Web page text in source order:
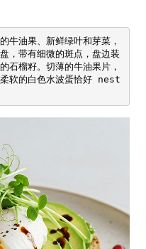
牛油果、新鲜绿叶和芽菜，
，带有细微的斑点，盘边装
石榴籽。切薄的牛油果片，
柔软的白色水波蛋恰好 nest